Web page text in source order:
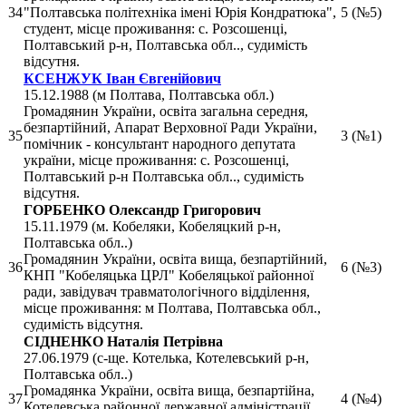
34"Полтавська політехніка імені Юрія Кондратюка",
студент, місце проживання: с. Розсошенці,
Полтавський р-н, Полтавська обл.., судимість
відсутня.
5 (№5)
35
КСЕНЖУК Іван Євгенійович
15.12.1988 (м Полтава, Полтавська обл.)
Громадянин України, освіта загальна середня,
безпартійний, Апарат Верховної Ради України,
помічник - консультант народного депутата
україни, місце проживання: с. Розсошенці,
Полтавський р-н Полтавська обл.., судимість
відсутня.
3 (№1)
36
ГОРБЕНКО Олександр Григорович
15.11.1979 (м. Кобеляки, Кобеляцкий р-н,
Полтавська обл..)
Громадянин України, освіта вища, безпартійний,
КНП "Кобеляцька ЦРЛ" Кобеляцької районної
ради, завідувач травматологічного відділення,
місце проживання: м Полтава, Полтавська обл.,
судимість відсутня.
6 (№3)
37
СІДНЕНКО Наталія Петрівна
27.06.1979 (с-ще. Котелька, Котелевський р-н,
Полтавська обл..)
Громадянка України, освіта вища, безпартійна,
4 (№4)